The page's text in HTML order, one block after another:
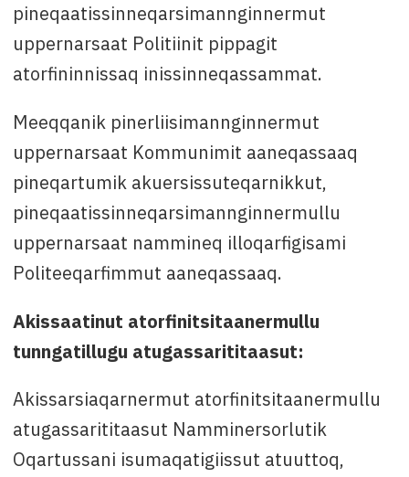
pineqaatissinneqarsimannginnermut
uppernarsaat Politiinit pippagit
atorfininnissaq inissinneqassammat.
Meeqqanik pinerliisimannginnermut
uppernarsaat Kommunimit aaneqassaaq
pineqartumik akuersissuteqarnikkut,
pineqaatissinneqarsimannginnermullu
uppernarsaat nammineq illoqarfigisami
Politeeqarfimmut aaneqassaaq.
Akissaatinut atorfinitsitaanermullu
tunngatillugu atugassarititaasut:
Akissarsiaqarnermut atorfinitsitaanermullu
atugassarititaasut Namminersorlutik
Oqartussani isumaqatigiissut atuuttoq,